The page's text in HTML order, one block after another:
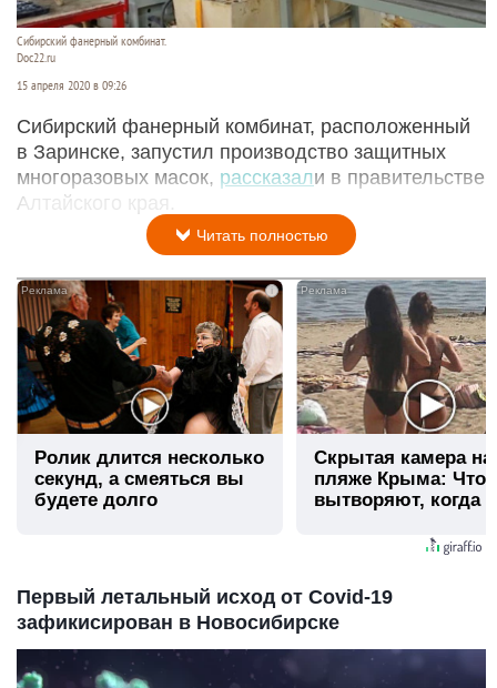
Сибирский фанерный комбинат.
Doc22.ru
15 апреля 2020 в 09:26
Сибирский фанерный комбинат, расположенный
в Заринске, запустил производство защитных
многоразовых масок, рассказали в правительстве
Алтайского края.
Читать полностью
Ролик длится несколько
секунд, а смеяться вы
будете долго
Скрытая камера на
пляже Крыма: Что
вытворяют, когда
Первый летальный исход от Covid-19
зафикисирован в Новосибирске